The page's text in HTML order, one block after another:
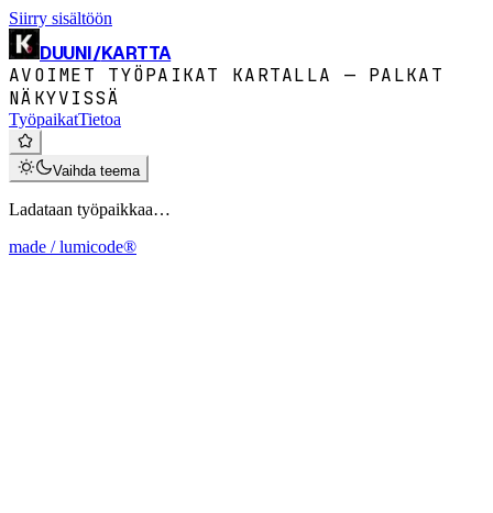
Siirry sisältöön
DUUNI/KARTTA
AVOIMET TYÖPAIKAT KARTALLA — PALKAT
NÄKYVISSÄ
TyöpaikatTietoa
Vaihda teema
Ladataan työpaikkaa…
made / lumicode®